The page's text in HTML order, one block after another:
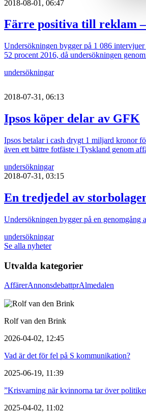
2018-08-01, 06:47
Färre positiva till reklam
Undersökningen bygger på 1 086
52 procent 2016, då undersökningen
undersökningar
2018-07-31, 06:13
Ipsos köper delar av GFK
Ipsos betalar i cash drygt 1 miljard kronor
även ett bättre fotfäste i Tyskland genom
undersökningar
2018-07-31, 03:15
En tredjedel av
Undersökningen bygger på en genomgång
undersökningar
Se alla nyheter
Utvalda kategorier
AffärerAnnonsdebattprAlmedalen
Rolf van den Brink
2026-04-02, 12:45
Vad är det för fel på S kommunikation?
2025-06-19, 11:39
”Krisvarning när kvinnorna tar över
2025-04-02, 11:02